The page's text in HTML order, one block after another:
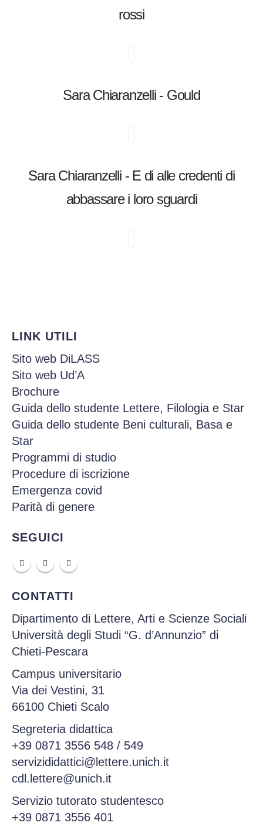
rossi
Sara Chiaranzelli - Gould
Sara Chiaranzelli - E di alle credenti di
abbassare i loro sguardi
LINK UTILI
Sito web DiLASS
Sito web Ud’A
Brochure
Guida dello studente Lettere, Filologia e Star
Guida dello studente Beni culturali, Basa e
Star
Programmi di studio
Procedure di iscrizione
Emergenza covid
Parità di genere
SEGUICI
CONTATTI
Dipartimento di Lettere, Arti e Scienze Sociali
Università degli Studi “G. d’Annunzio” di
Chieti-Pescara
Campus universitario
Via dei Vestini, 31
66100 Chieti Scalo
Segreteria didattica
+39 0871 3556 548 / 549
servizididattici@lettere.unich.it
cdl.lettere@unich.it
Servizio tutorato studentesco
+39 0871 3556 401